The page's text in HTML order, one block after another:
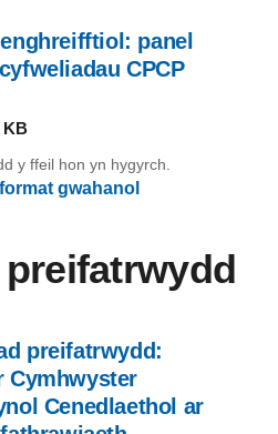
panel
CPCP
KB
y ffeil hon yn hygyrch.
gwahanol
preifatrwydd:
Cymhwyster
Cenedlaethol ar